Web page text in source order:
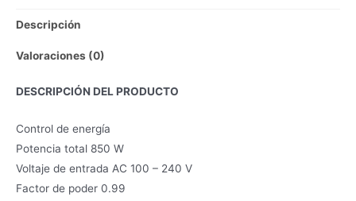
Descripción
Valoraciones (0)
DESCRIPCIÓN DEL PRODUCTO
Control de energía
Potencia total 850 W
Voltaje de entrada AC 100 – 240 V
Factor de poder 0.99